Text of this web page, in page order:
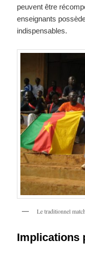
peuvent être
enseignants
indispensables.
Le traditionnel
Implications